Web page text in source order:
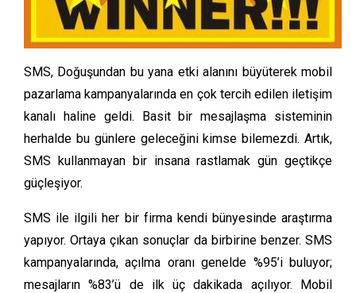
SMS, Doğuşundan bu yana etki alanını büyüterek mobil
pazarlama kampanyalarında en çok tercih edilen iletişim
kanalı haline geldi. Basit bir mesajlaşma sisteminin
herhalde bu günlere geleceğini kimse bilemezdi. Artık,
SMS kullanmayan bir insana rastlamak gün geçtikçe
güçleşiyor.
SMS ile ilgili her bir firma kendi bünyesinde araştırma
yapıyor. Ortaya çıkan sonuçlar da birbirine benzer. SMS
kampanyalarında, açılma oranı genelde %95’i buluyor;
mesajların %83’ü de ilk üç dakikada açılıyor. Mobil